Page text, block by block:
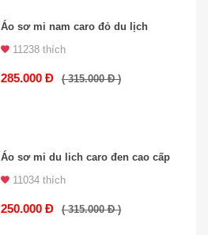
Áo sơ mi nam caro đỏ du lịch
11238 thích
285.000 Đ ( 315.000 Đ )
Áo sơ mi du lich caro đen cao cấp
11034 thích
250.000 Đ ( 315.000 Đ )